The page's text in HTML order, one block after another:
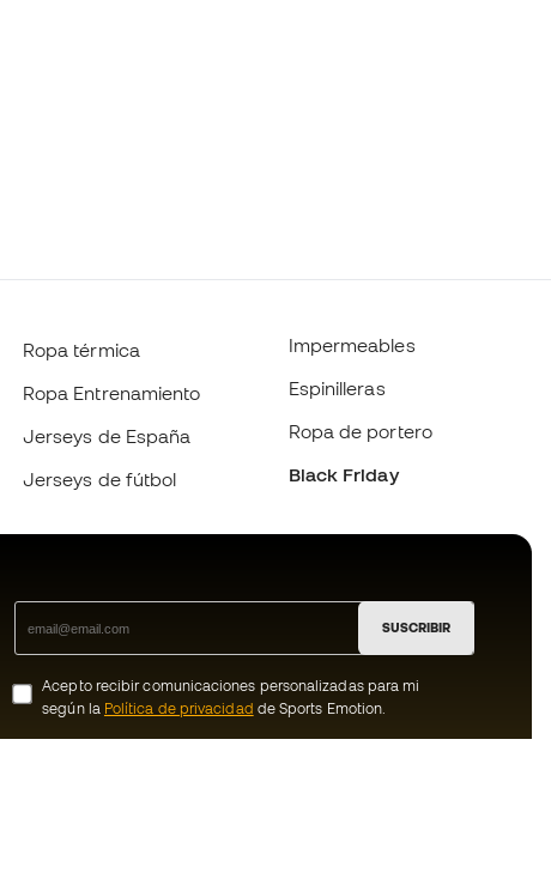
Ropa térmica
Ropa Entrenamiento
Jerseys de España
Jerseys de fútbol
Impermeables
Espinilleras
Ropa de portero
Black Friday
SUSCRIBIR
Acepto recibir comunicaciones personalizadas para mi
según la Política de privacidad de Sports Emotion.